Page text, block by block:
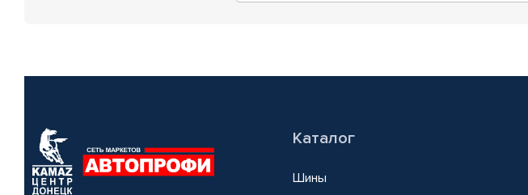
Каталог
Шины